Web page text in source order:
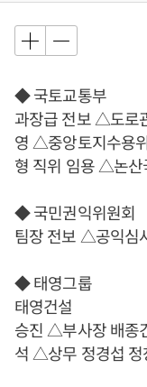
◆ 국토교통부
과장급 전보 △도로
영 △중앙토지수용
형 직위 임용 △논산
◆ 국민권익위원회
팀장 전보 △공익심
◆ 태영그룹
태영건설
승진 △부사장 배종
석 △상무 정경섭